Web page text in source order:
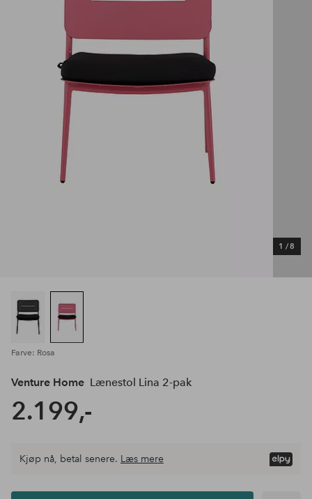
1 /8
Farve: Rosa
Venture Home Lænestol Lina 2-pak
2.199,-
Læg i
Kjøp nå, betal senere. Læs mere